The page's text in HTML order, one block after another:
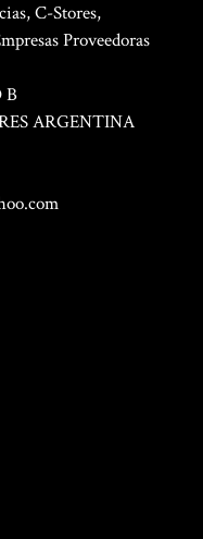
C-Stores,
Proveedoras
B
ARGENTINA